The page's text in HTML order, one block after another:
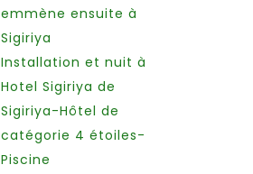
emmène ensuite à
Sigiriya
Installation et nuit à
Hotel Sigiriya de
Sigiriya-Hôtel de
catégorie 4 étoiles-
Piscine